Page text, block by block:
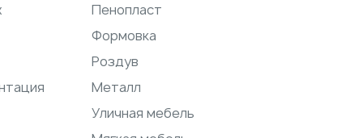
Пенопласт
Формовка
Роздув
Металл
Уличная мебель